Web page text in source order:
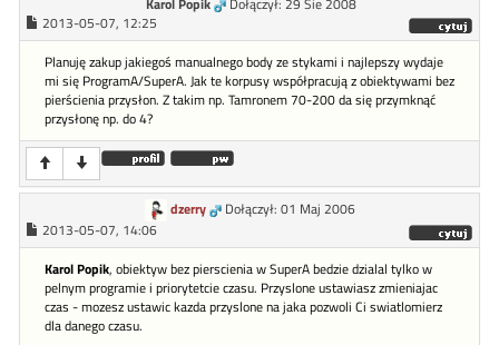
Karol Popik
Dołączył: 29 Sie 2008
2013-05-07, 12:25
Planuję zakup jakiegoś manualnego body ze stykami i najlepszy wydaje
mi się ProgramA/SuperA. Jak te korpusy współpracują z obiektywami bez
pierścienia przysłon. Z takim np. Tamronem 70-200 da się przymknąć
przysłonę np. do 4?
dzerry
Dołączył: 01 Maj 2006
2013-05-07, 14:06
Karol Popik, obiektyw bez pierscienia w SuperA bedzie dzialal tylko w
pelnym programie i priorytetcie czasu. Przyslone ustawiasz zmieniajac
czas - mozesz ustawic kazda przyslone na jaka pozwoli Ci swiatlomierz
dla danego czasu.